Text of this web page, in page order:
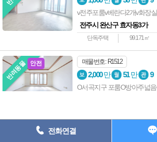
전주시 완산구 효자동3가
단독주택 99.171㎡
반려동물 안전 매물번호: R1512
2,000만 51만 9
063) 227-1117
전화연결